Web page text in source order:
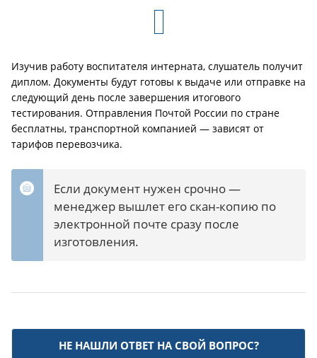
Изучив работу воспитателя интерната, слушатель получит
диплом. Документы будут готовы к выдаче или отправке на
следующий день после завершения итогового
тестирования. Отправления Почтой России по стране
бесплатны, транспортной компанией — зависят от
тарифов перевозчика.
Если документ нужен срочно —
менеджер вышлет его скан-копию по
электронной почте сразу после
изготовления.
НЕ НАШЛИ ОТВЕТ НА СВОЙ ВОПРОС?